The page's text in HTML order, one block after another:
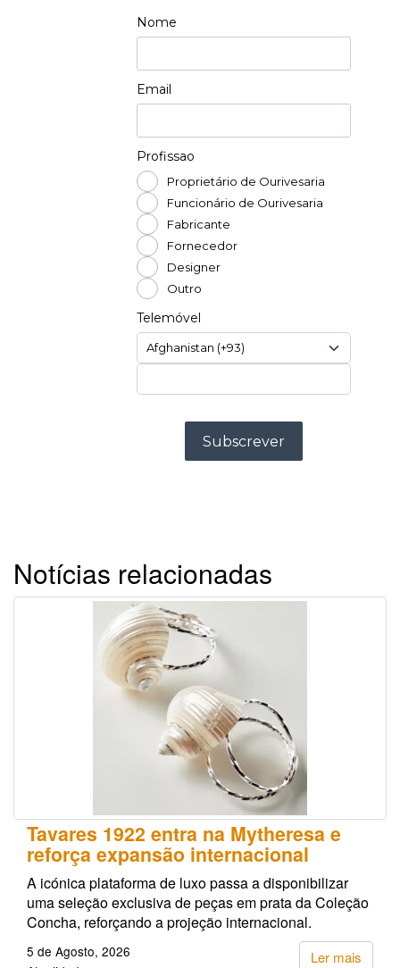
Notícias relacionadas
Tavares 1922 entra na Mytheresa e
reforça expansão internacional
A icónica plataforma de luxo passa a disponibilizar
uma seleção exclusiva de peças em prata da Coleção
Concha, reforçando a projeção internacional.
Ler mais
5 de Agosto, 2026